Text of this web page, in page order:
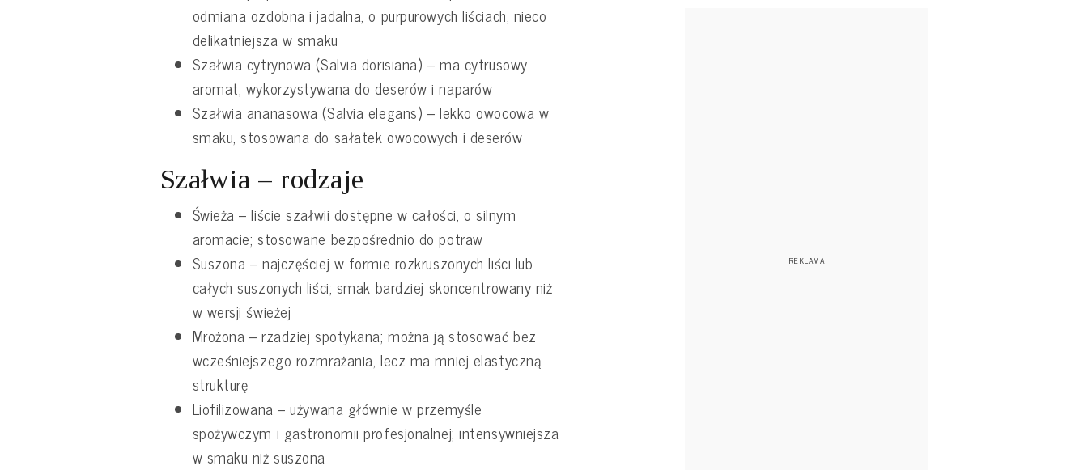
odmiana ozdobna i jadalna, o purpurowych liściach, nieco
delikatniejsza w smaku
Szałwia cytrynowa (Salvia dorisiana) – ma cytrusowy
aromat, wykorzystywana do deserów i naparów
Szałwia ananasowa (Salvia elegans) – lekko owocowa w
smaku, stosowana do sałatek owocowych i deserów
Szałwia – rodzaje
Świeża – liście szałwii dostępne w całości, o silnym
aromacie; stosowane bezpośrednio do potraw
Suszona – najczęściej w formie rozkruszonych liści lub
całych suszonych liści; smak bardziej skoncentrowany niż
w wersji świeżej
Mrożona – rzadziej spotykana; można ją stosować bez
wcześniejszego rozmrażania, lecz ma mniej elastyczną
strukturę
Liofilizowana – używana głównie w przemyśle
spożywczym i gastronomii profesjonalnej; intensywniejsza
w smaku niż suszona